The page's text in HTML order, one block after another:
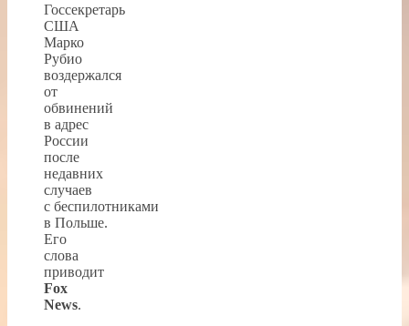
Госсекретарь
США
Марко
Рубио
воздержался
от
обвинений
в адрес
России
после
недавних
случаев
с беспилотниками
в Польше.
Его
слова
приводит
Fox
News.